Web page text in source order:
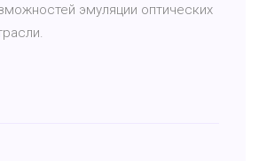
эмуляции оптических